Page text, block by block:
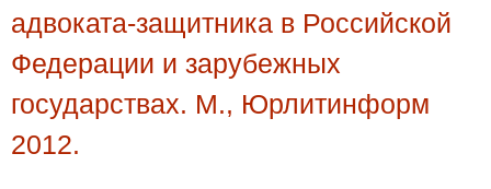
адвоката-защитника в Российской
Федерации и зарубежных
государствах. М., Юрлитинформ
2012.